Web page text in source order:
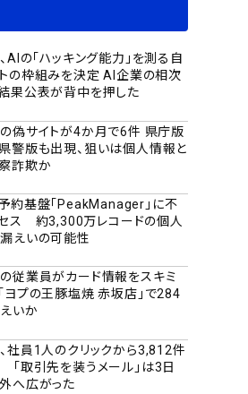
AIの「ハッキング能力」を測る自
の枠組みを決定 AI企業の相次
果公表が背中を押した
偽サイトが4か月で6件 県庁版
警版も出現、狙いは個人情報と
詐欺か
約基盤「PeakManager」に不
ス 約3,300万レコードの個人
えいの可能性
従業員がカード情報をスキミ
ヨプの王豚塩焼 赤坂店」で284
いか
社員1人のクリックから3,812件
取引先を装うメール」は3日
へ広がった